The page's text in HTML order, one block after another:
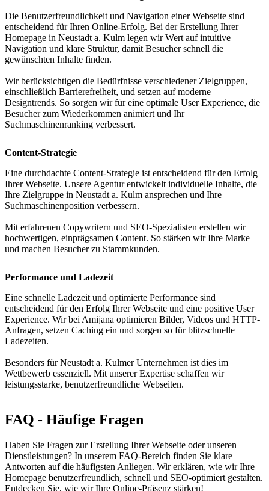
Die Benutzerfreundlichkeit und Navigation einer Webseite sind
entscheidend für Ihren Online-Erfolg. Bei der Erstellung Ihrer
Homepage in Neustadt a. Kulm legen wir Wert auf intuitive
Navigation und klare Struktur, damit Besucher schnell die
gewünschten Inhalte finden.
Wir berücksichtigen die Bedürfnisse verschiedener Zielgruppen,
einschließlich Barrierefreiheit, und setzen auf moderne
Designtrends. So sorgen wir für eine optimale User Experience, die
Besucher zum Wiederkommen animiert und Ihr
Suchmaschinenranking verbessert.
Content-Strategie
Eine durchdachte Content-Strategie ist entscheidend für den Erfolg
Ihrer Webseite. Unsere Agentur entwickelt individuelle Inhalte, die
Ihre Zielgruppe in Neustadt a. Kulm ansprechen und Ihre
Suchmaschinenposition verbessern.
Mit erfahrenen Copywritern und SEO-Spezialisten erstellen wir
hochwertigen, einprägsamen Content. So stärken wir Ihre Marke
und machen Besucher zu Stammkunden.
Performance und Ladezeit
Eine schnelle Ladezeit und optimierte Performance sind
entscheidend für den Erfolg Ihrer Webseite und eine positive User
Experience. Wir bei Amijana optimieren Bilder, Videos und HTTP-
Anfragen, setzen Caching ein und sorgen so für blitzschnelle
Ladezeiten.
Besonders für Neustadt a. Kulmer Unternehmen ist dies im
Wettbewerb essenziell. Mit unserer Expertise schaffen wir
leistungsstarke, benutzerfreundliche Webseiten.
FAQ - Häufige Fragen
Haben Sie Fragen zur Erstellung Ihrer Webseite oder unseren
Dienstleistungen? In unserem FAQ-Bereich finden Sie klare
Antworten auf die häufigsten Anliegen. Wir erklären, wie wir Ihre
Homepage benutzerfreundlich, schnell und SEO-optimiert gestalten.
Entdecken Sie, wie wir Ihre Online-Präsenz stärken!